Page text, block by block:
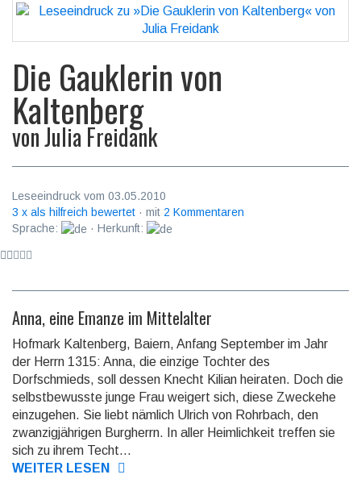
Die Gauklerin von
Kaltenberg
vonJulia Freidank
Leseeindruck vom 03.05.2010
3 x als hilfreich bewertet · mit 2 Kommentaren
Sprache:
· Herkunft:
Anna, eine Emanze im Mittelalter
Hofmark Kaltenberg, Baiern, Anfang September im Jahr
der Herrn 1315: Anna, die einzige Tochter des
Dorfschmieds, soll dessen Knecht Kilian heiraten. Doch die
selbstbewusste junge Frau weigert sich, diese Zweckehe
einzugehen. Sie liebt nämlich Ulrich von Rohrbach, den
zwanzigjährigen Burgherrn. In aller Heimlichkeit treffen sie
sich zu ihrem Techt...
WEITER LESEN